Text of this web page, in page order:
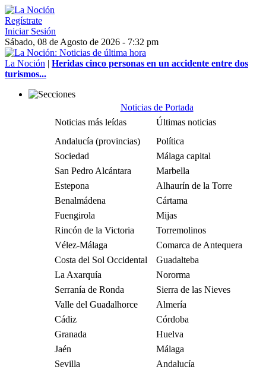
Regístrate
Iniciar Sesión
Sábado, 08 de Agosto de 2026 - 7:32 pm
La Noción | Heridas cinco personas en un accidente entre dos
turismos...
Noticias de Portada
Noticias más leídas
Últimas noticias
Andalucía (provincias)
Política
Sociedad
Málaga capital
San Pedro Alcántara
Marbella
Estepona
Alhaurín de la Torre
Benalmádena
Cártama
Fuengirola
Mijas
Rincón de la Victoria
Torremolinos
Vélez-Málaga
Comarca de Antequera
Costa del Sol Occidental
Guadalteba
La Axarquía
Nororma
Serranía de Ronda
Sierra de las Nieves
Valle del Guadalhorce
Almería
Cádiz
Córdoba
Granada
Huelva
Jaén
Málaga
Sevilla
Andalucía